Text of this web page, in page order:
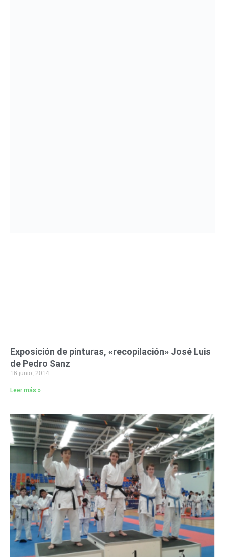
Exposición de pinturas, «recopilación» José Luis
de Pedro Sanz
16 junio, 2014
Leer más »